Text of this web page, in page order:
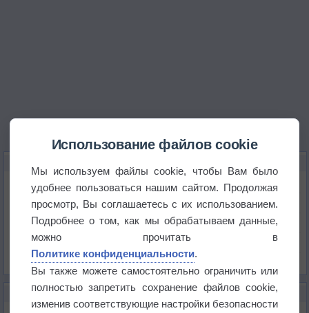
Температура
Давление
Осадки
Облачность
Список всех карт
НОВОЕ О ПОГОДЕ
Использование файлов cookie
Мы используем файлы cookie, чтобы Вам было
удобнее пользоваться нашим сайтом. Продолжая
просмотр, Вы соглашаетесь с их использованием.
Подробнее о том, как мы обрабатываем данные,
можно прочитать в
Политике конфиденциальности.
Вы также можете самостоятельно ограничить или
полностью запретить сохранение файлов cookie,
изменив соответствующие настройки безопасности